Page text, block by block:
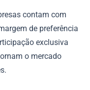
contam com
de preferência
exclusiva
o mercado